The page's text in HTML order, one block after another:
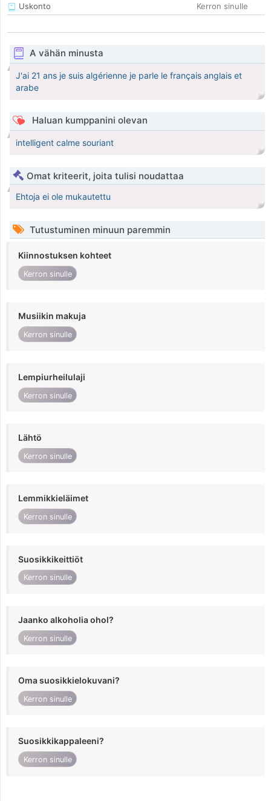
Uskonto
Kerron sinulle
A vähän minusta
J'ai 21 ans je suis algérienne je parle le français anglais et
arabe
Haluan kumppanini olevan
intelligent calme souriant
Omat kriteerit, joita tulisi noudattaa
Ehtoja ei ole mukautettu
Tutustuminen minuun paremmin
Kiinnostuksen kohteet
Kerron sinulle
Musiikin makuja
Kerron sinulle
Lempiurheilulaji
Kerron sinulle
Lähtö
Kerron sinulle
Lemmikkieläimet
Kerron sinulle
Suosikkikeittiöt
Kerron sinulle
Jaanko alkoholia ohol?
Kerron sinulle
Oma suosikkielokuvani?
Kerron sinulle
Suosikkikappaleeni?
Kerron sinulle